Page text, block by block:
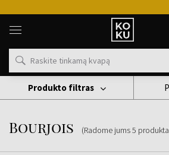
Originalūs
kvepalai
laikrodžiai
vienoje
Prekiniai Ženklai Bourjois
Bourjois (Radome jums5
Produkto filtras